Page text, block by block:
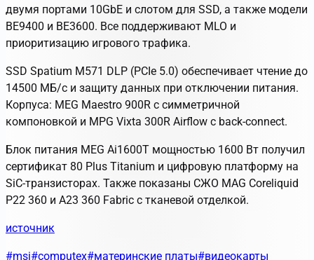
двумя портами 10GbE и слотом для SSD, а также модели
BE9400 и BE3600. Все поддерживают MLO и
приоритизацию игрового трафика.
SSD Spatium M571 DLP (PCIe 5.0) обеспечивает чтение до
14500 МБ/с и защиту данных при отключении питания.
Корпуса: MEG Maestro 900R с симметричной
компоновкой и MPG Vixta 300R Airflow с back-connect.
Блок питания MEG Ai1600T мощностью 1600 Вт получил
сертификат 80 Plus Titanium и цифровую платформу на
SiC-транзисторах. Также показаны СЖО MAG Coreliquid
P22 360 и A23 360 Fabric с тканевой отделкой.
источник
#msi#computex#материнские платы#видеокарты